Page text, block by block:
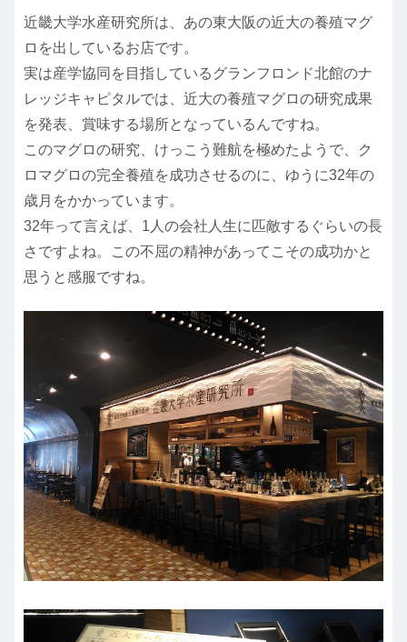
近畿大学水産研究所は、あの東大阪の近大の養殖マグ
ロを出しているお店です。
実は産学協同を目指しているグランフロンド北館のナ
レッジキャピタルでは、近大の養殖マグロの研究成果
を発表、賞味する場所となっているんですね。
このマグロの研究、けっこう難航を極めたようで、ク
ロマグロの完全養殖を成功させるのに、ゆうに32年の
歳月をかかっています。
32年って言えば、1人の会社人生に匹敵するぐらいの長
さですよね。この不屈の精神があってこその成功かと
思うと感服ですね。